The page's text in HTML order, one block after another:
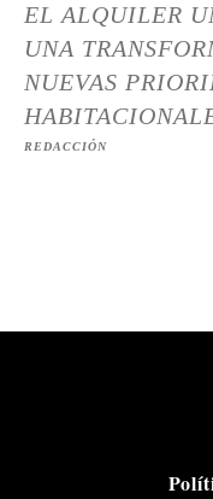
EL ALQUILER
UNA
NUEVAS
REDACCIÓN